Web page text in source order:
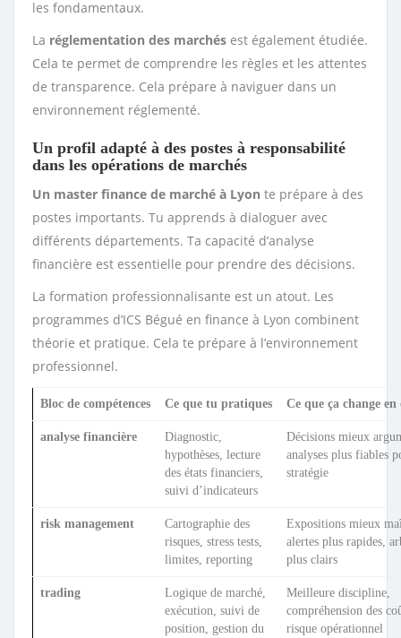
les fondamentaux.
La réglementation des marchés est également étudiée.
Cela te permet de comprendre les règles et les attentes
de transparence. Cela prépare à naviguer dans un
environnement réglementé.
Un profil adapté à des postes à responsabilité
dans les opérations de marchés
Un master finance de marché à Lyon te prépare à des
postes importants. Tu apprends à dialoguer avec
différents départements. Ta capacité d’analyse
financière est essentielle pour prendre des décisions.
La formation professionnalisante est un atout. Les
programmes d’ICS Bégué en finance à Lyon combinent
théorie et pratique. Cela te prépare à l’environnement
professionnel.
Bloc de compétences Ce que tu pratiques Ce que ça change
analyse financière
Diagnostic,
hypothèses, lecture
des états financiers,
suivi d’indicateurs
Décisions mieux
analyses plus fiables
stratégie
risk management
Cartographie des
risques, stress tests,
limites, reporting
Expositions mieux
alertes plus rapides,
plus clairs
trading
Logique de marché,
exécution, suivi de
position, gestion du
Meilleure discipline,
compréhension des
risque opérationnel